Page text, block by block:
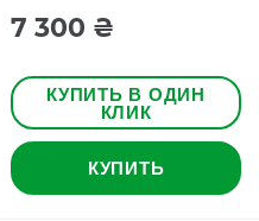
7 300 ₴
КУПИТЬ В ОДИН
КЛИК
КУПИТЬ